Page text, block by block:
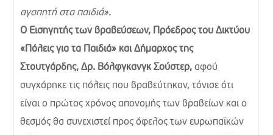
αγαπητή στα παιδιά».
Ο Εισηγητής των βραβεύσεων, Πρόεδρος του Δικτύου
«Πόλεις για τα Παιδιά» και Δήμαρχος της
Στουτγάρδης, Δρ. Βόλφγκανγκ Σούστερ, αφού
συγχάρηκε τις πόλεις που βραβεύτηκαν, τόνισε ότι
είναι ο πρώτος χρόνος απονομής των βραβείων και ο
θεσμός θα συνεχιστεί προς όφελος των ευρωπαϊκών